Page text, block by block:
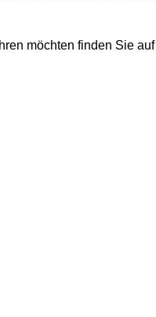
möchten finden Sie auf